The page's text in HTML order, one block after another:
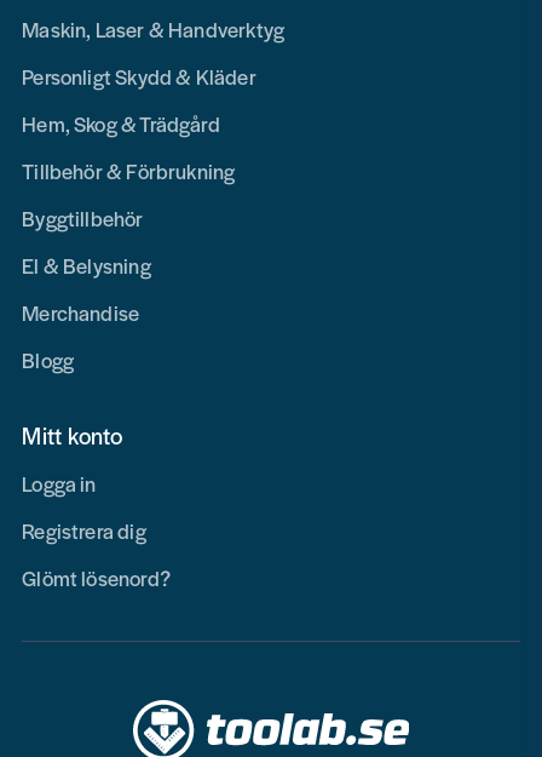
Maskin, Laser & Handverktyg
Personligt Skydd & Kläder
Hem, Skog & Trädgård
Tillbehör & Förbrukning
Byggtillbehör
El & Belysning
Merchandise
Blogg
Mitt konto
Logga in
Registrera dig
Glömt lösenord?